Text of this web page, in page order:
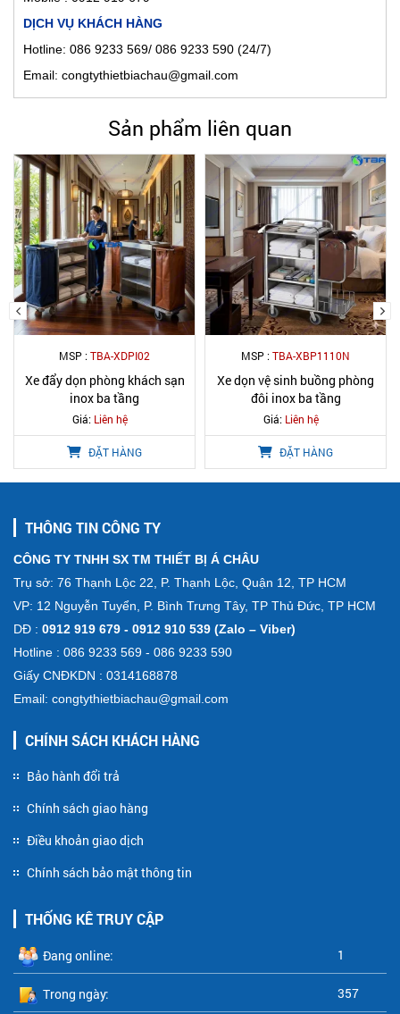
DỊCH VỤ KHÁCH HÀNG
Hotline: 086 9233 569/ 086 9233 590 (24/7)
Email: congtythietbiachau@gmail.com
Sản phẩm liên quan
MSP :TBA-XDPI02
Xe đẩy dọn phòng khách sạn
inox ba tầng
Giá: Liên hệ
ĐẶT HÀNG
MSP :TBA-XBP1110N
Xe dọn vệ sinh buồng phòng
đôi inox ba tầng
Giá: Liên hệ
ĐẶT HÀNG
THÔNG TIN CÔNG TY
CÔNG TY TNHH SX TM THIẾT BỊ Á CHÂU
Trụ sở: 76 Thạnh Lộc 22, P. Thạnh Lộc, Quận 12, TP HCM
VP: 12 Nguyễn Tuyển, P. Bình Trưng Tây, TP Thủ Đức, TP HCM
DĐ : 0912 919 679 - 0912 910 539 (Zalo – Viber)
Hotline : 086 9233 569 - 086 9233 590
Giấy CNĐKDN : 0314168878
Email: congtythietbiachau@gmail.com
CHÍNH SÁCH KHÁCH HÀNG
Bảo hành đổi trả
Chính sách giao hàng
Điều khoản giao dịch
Chính sách bảo mật thông tin
THỐNG KÊ TRUY CẬP
Đang online: 1
Trong ngày: 357